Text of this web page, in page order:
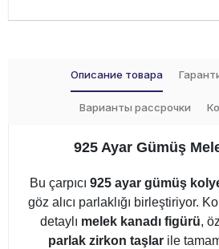
Описание товара
Варианты рассрочки
925 Ayar Gümüş
Bu çarpıcı 925 ayar gümüş
göz alıcı parlaklığı birleştiriyor.
detaylı melek kanadı figürü,
parlak zirkon taşlar ile